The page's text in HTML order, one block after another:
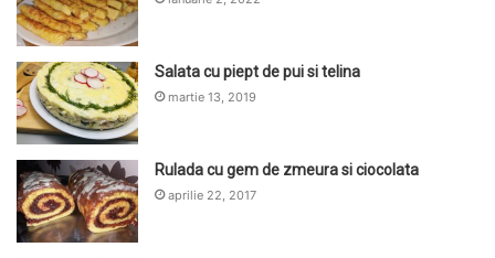
Salata cu piept de pui si telina
martie 13, 2019
Rulada cu gem de zmeura si ciocolata
aprilie 22, 2017